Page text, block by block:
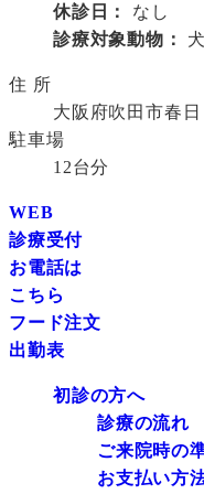
休診日：
なし
診療対象動物：
住 所
大阪府吹田市春
駐車場
12台分
WEB
診療受付
お電話は
こちら
フード注文
出勤表
初診の方へ
診療の流れ
ご来院時の
お支払い方